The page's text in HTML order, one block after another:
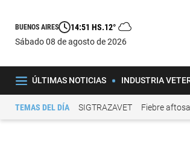
BUENOS AIRES 14:51 HS.12°
sábado 08 de agosto de 2026
ÚLTIMAS NOTICIAS INDUSTRIA
TEMAS DEL DÍA SIGTRAZAVET Fiebre aftosa